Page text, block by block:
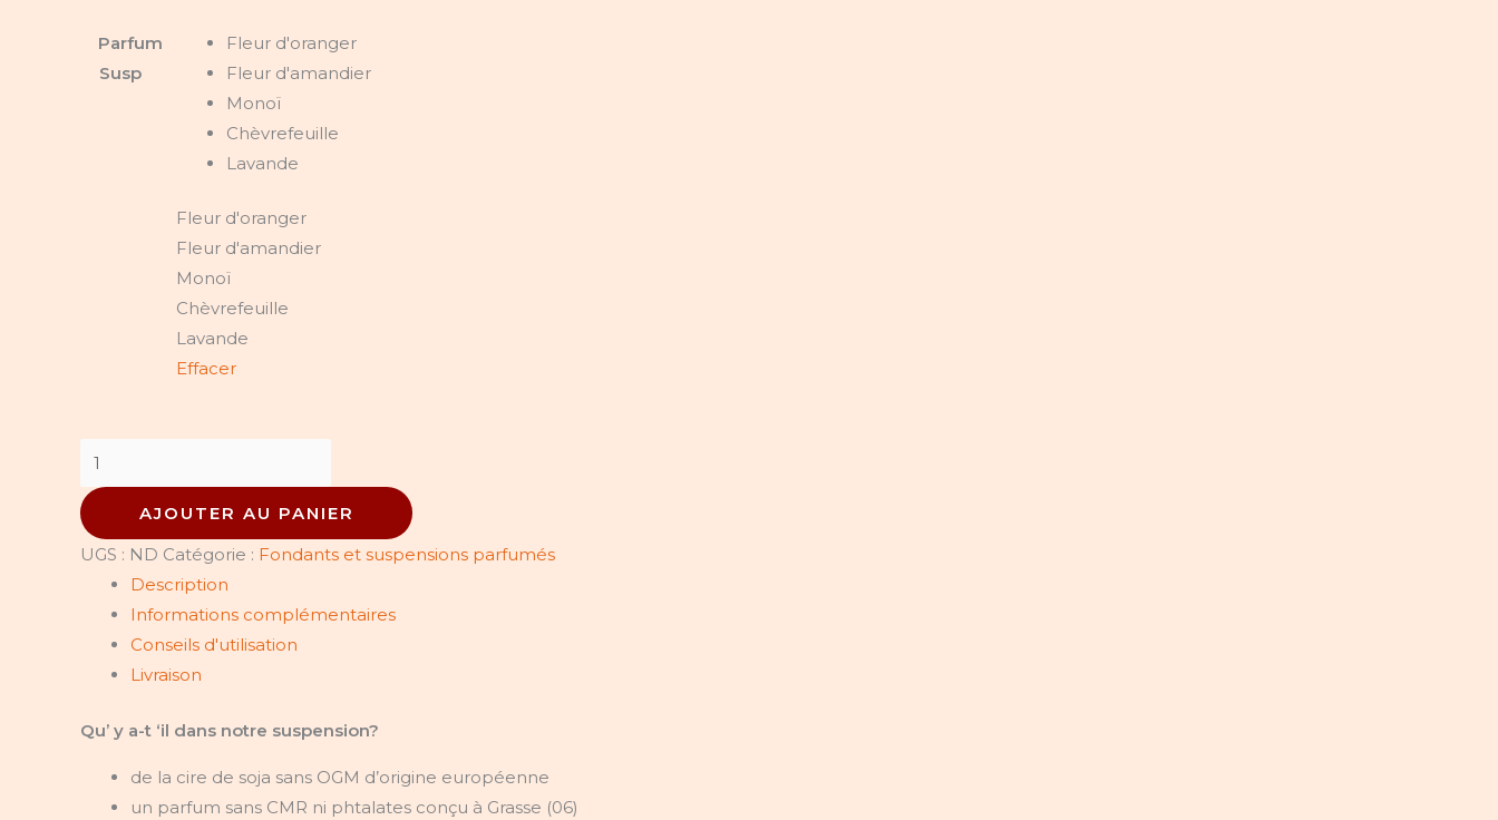
Parfum
Susp
Fleur d'oranger
Fleur d'amandier
Monoï
Chèvrefeuille
Lavande
Fleur d'oranger
Fleur d'amandier
Monoï
Chèvrefeuille
Lavande
Effacer
AJOUTER AU PANIER
UGS : ND Catégorie : Fondants et suspensions parfumés
Description
Informations complémentaires
Conseils d'utilisation
Livraison
Qu’ y a-t ‘il dans notre suspension?
de la cire de soja sans OGM d’origine européenne
un parfum sans CMR ni phtalates conçu à Grasse (06)